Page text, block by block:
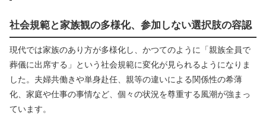
社会規範と家族観の多様化、参加しない選択肢の容認
現代では家族のあり方が多様化し、かつてのように「親族全員で
葬儀に出席する」という社会規範に変化が見られるようになりま
した。夫婦共働きや単身赴任、親等の違いによる関係性の希薄
化、家庭や仕事の事情など、個々の状況を尊重する風潮が強まっ
ています。